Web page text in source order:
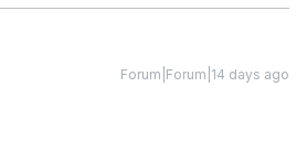
Forum|Forum|14 days ago